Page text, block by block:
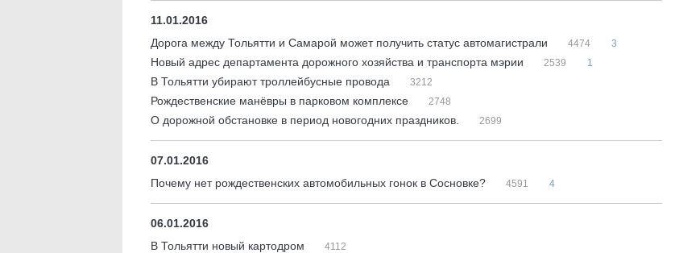
11.01.2016
Дорога между Тольятти и Самарой может получить статус автомагистрали
4474 3
Новый адрес департамента дорожного хозяйства и транспорта мэрии 2539 1
В Тольятти убирают троллейбусные провода 3212
Рождественские манёвры в парковом комплексе 2748
О дорожной обстановке в период новогодних праздников. 2699
07.01.2016
Почему нет рождественских автомобильных гонок в Сосновке?
4591 4
06.01.2016
В Тольятти новый картодром
4112